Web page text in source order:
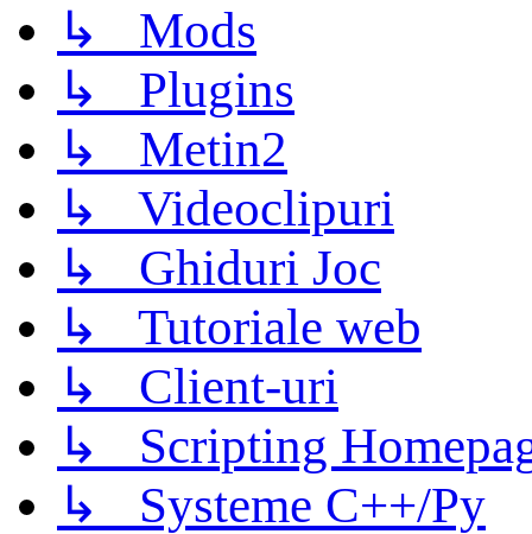
↳ Mods
↳ Plugins
↳ Metin2
↳ Videoclipuri
↳ Ghiduri Joc
↳ Tutoriale web
↳ Client-uri
↳ Scripting
↳ Systeme C++/Py